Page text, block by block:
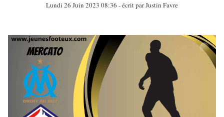
Lundi 26 Juin 2023 08:36 - écrit parJustin Favre